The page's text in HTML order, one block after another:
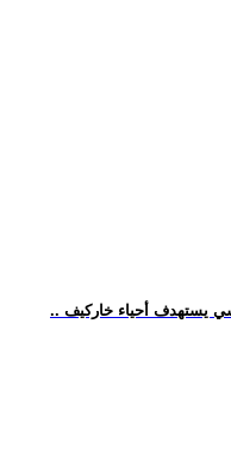
يستهدف أحياء خاركيف